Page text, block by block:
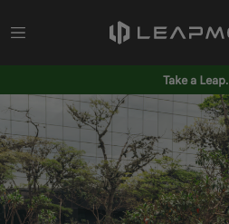
Take a Leap.